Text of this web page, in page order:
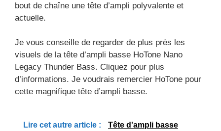
bout de chaîne une tête d’ampli polyvalente et
actuelle.
Je vous conseille de regarder de plus près les
visuels de la tête d’ampli basse HoTone Nano
Legacy Thunder Bass. Cliquez pour plus
d’informations. Je voudrais remercier HoTone pour
cette magnifique tête d’ampli basse.
Lire cet autre article :
Tête d'ampli basse